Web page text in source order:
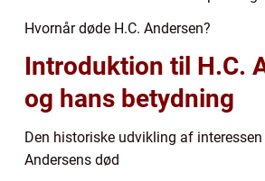
Hvornår døde H.C. Andersen?
Introduktion til H.C.
og hans betydning
Den historiske udvikling af interessen
Andersens død